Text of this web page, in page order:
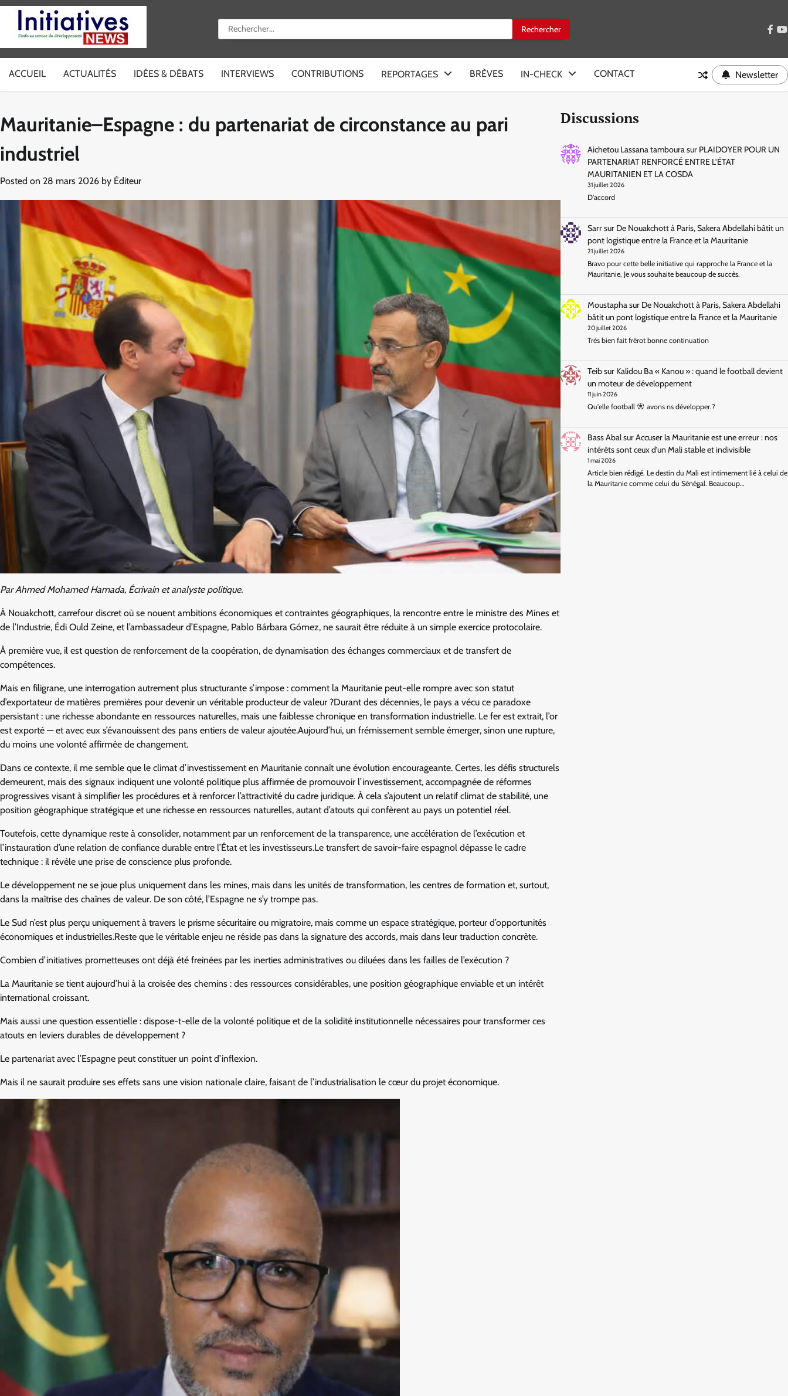
Skip
content
Rechercher :
ACCUEIL ACTUALITÉS IDÉES & DÉBATS INTERVIEWS CONTRIBUTIONS REPORTAGES BRÈVES IN-CHECK CONTACT Newsletter
Mauritanie–Espagne : du partenariat de circonstance au pari
industriel
Posted on 28 mars 2026 by Éditeur
Par Ahmed Mohamed Hamada, Écrivain et analyste politique.
À Nouakchott, carrefour discret où se nouent ambitions économiques et contraintes géographiques, la rencontre entre le ministre des Mines et
de l’Industrie, Édi Ould Zeine, et l’ambassadeur d’Espagne, Pablo Bárbara Gómez, ne saurait être réduite à un simple exercice protocolaire.
À première vue, il est question de renforcement de la coopération, de dynamisation des échanges commerciaux et de transfert de
compétences.
Mais en filigrane, une interrogation autrement plus structurante s’impose : comment la Mauritanie peut-elle rompre avec son statut
d’exportateur de matières premières pour devenir un véritable producteur de valeur ?Durant des décennies, le pays a vécu ce paradoxe
persistant : une richesse abondante en ressources naturelles, mais une faiblesse chronique en transformation industrielle. Le fer est extrait, l’or
est exporté — et avec eux s’évanouissent des pans entiers de valeur ajoutée.Aujourd’hui, un frémissement semble émerger, sinon une rupture,
du moins une volonté affirmée de changement.
Dans ce contexte, il me semble que le climat d’investissement en Mauritanie connaît une évolution encourageante. Certes, les défis structurels
demeurent, mais des signaux indiquent une volonté politique plus affirmée de promouvoir l’investissement, accompagnée de réformes
progressives visant à simplifier les procédures et à renforcer l’attractivité du cadre juridique. À cela s’ajoutent un relatif climat de stabilité, une
position géographique stratégique et une richesse en ressources naturelles, autant d’atouts qui confèrent au pays un potentiel réel.
Toutefois, cette dynamique reste à consolider, notamment par un renforcement de la transparence, une accélération de l’exécution et
l’instauration d’une relation de confiance durable entre l’État et les investisseurs.Le transfert de savoir-faire espagnol dépasse le cadre
technique : il révèle une prise de conscience plus profonde.
Le développement ne se joue plus uniquement dans les mines, mais dans les unités de transformation, les centres de formation et, surtout,
dans la maîtrise des chaînes de valeur. De son côté, l’Espagne ne s’y trompe pas.
Le Sud n’est plus perçu uniquement à travers le prisme sécuritaire ou migratoire, mais comme un espace stratégique, porteur d’opportunités
économiques et industrielles.Reste que le véritable enjeu ne réside pas dans la signature des accords, mais dans leur traduction concrète.
Combien d’initiatives prometteuses ont déjà été freinées par les inerties administratives ou diluées dans les failles de l’exécution ?
La Mauritanie se tient aujourd’hui à la croisée des chemins : des ressources considérables, une position géographique enviable et un intérêt
international croissant.
Mais aussi une question essentielle : dispose-t-elle de la volonté politique et de la solidité institutionnelle nécessaires pour transformer ces
atouts en leviers durables de développement ?
Le partenariat avec l’Espagne peut constituer un point d’inflexion.
Mais il ne saurait produire ses effets sans une vision nationale claire, faisant de l’industrialisation le cœur du projet économique.
Discussions
Aichetou Lassana tambourasur PLAIDOYER POUR UN
PARTENARIAT RENFORCÉ ENTRE L’ÉTAT
MAURITANIEN ET LA COSDA
31 juillet 2026
D'accord
Sarrsur De Nouakchott à Paris, Sakera Abdellahi bâtit un
pont logistique entre la France et la Mauritanie
21 juillet 2026
Bravo pour cette belle initiative qui rapproche la France et la
Mauritanie. Je vous souhaite beaucoup de succès.
Moustaphasur De Nouakchott à Paris, Sakera Abdellahi
bâtit un pont logistique entre la France et la Mauritanie
20 juillet 2026
Très bien fait frérot bonne continuation
Teibsur Kalidou Ba « Kanou » : quand le football devient
un moteur de développement
11 juin 2026
Qu'elle football avons ns développer.?
Bass AbalsurAccuser la Mauritanie est une erreur : nos
intérêts sont ceux d’un Mali stable et indivisible
1 mai 2026
Article bien rédigé. Le destin du Mali est intimement lié à celui de
la Mauritanie comme celui du Sénégal. Beaucoup…